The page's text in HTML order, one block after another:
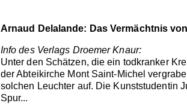
Arnaud Delalande: Das Vermächtnis
Info des Verlags Droemer Knaur:
Unter den Schätzen, die ein todkranker
der Abteikirche Mont Saint-Michel
solchen Leuchter auf. Die Kunststudentin
Spur...